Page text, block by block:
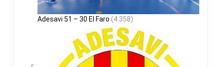
Adesavi 51 – 30 El Faro (4.358)